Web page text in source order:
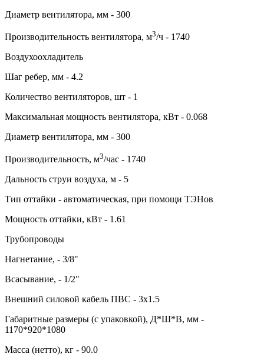
Диаметр вентилятора, мм - 300
Производительность вентилятора, м3/ч - 1740
Воздухоохладитель
Шаг ребер, мм - 4.2
Количество вентиляторов, шт - 1
Максимальная мощность вентилятора, кВт - 0.068
Диаметр вентилятора, мм - 300
Производительность, м3/час - 1740
Дальность струи воздуха, м - 5
Тип оттайки - автоматическая, при помощи ТЭНов
Мощность оттайки, кВт - 1.61
Трубопроводы
Нагнетание, - 3/8"
Всасывание, - 1/2"
Внешний силовой кабель ПВС - 3х1.5
Габаритные размеры (с упаковкой), Д*Ш*В, мм -
1170*920*1080
Масса (нетто), кг - 90.0